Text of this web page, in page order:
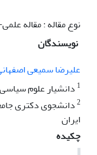
نوع مقاله : مقاله
نویسندگان
علیرضا سمیعی
1 دانشیار علوم
2دانشجوی دکتری
ایران
چکیده